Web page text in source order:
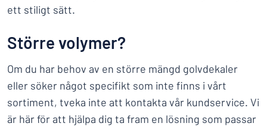
ett stiligt sätt.
Större volymer?
Om du har behov av en större mängd golvdekaler
eller söker något specifikt som inte finns i vårt
sortiment, tveka inte att kontakta vår kundservice. Vi
är här för att hjälpa dig ta fram en lösning som passar